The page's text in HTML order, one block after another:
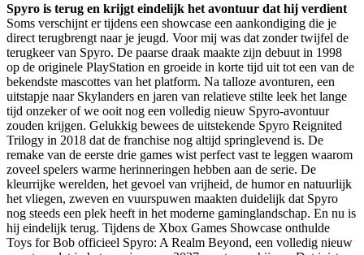
Spyro is terug en krijgt eindelijk het avontuur dat hij verdient
Soms verschijnt er tijdens een showcase een aankondiging die je
direct terugbrengt naar je jeugd. Voor mij was dat zonder twijfel de
terugkeer van Spyro. De paarse draak maakte zijn debuut in 1998
op de originele PlayStation en groeide in korte tijd uit tot een van de
bekendste mascottes van het platform. Na talloze avonturen, een
uitstapje naar Skylanders en jaren van relatieve stilte leek het lange
tijd onzeker of we ooit nog een volledig nieuw Spyro-avontuur
zouden krijgen. Gelukkig bewees de uitstekende Spyro Reignited
Trilogy in 2018 dat de franchise nog altijd springlevend is. De
remake van de eerste drie games wist perfect vast te leggen waarom
zoveel spelers warme herinneringen hebben aan de serie. De
kleurrijke werelden, het gevoel van vrijheid, de humor en natuurlijk
het vliegen, zweven en vuurspuwen maakten duidelijk dat Spyro
nog steeds een plek heeft in het moderne gaminglandschap. En nu is
hij eindelijk terug. Tijdens de Xbox Games Showcase onthulde
Toys for Bob officieel Spyro: A Realm Beyond, een volledig nieuw